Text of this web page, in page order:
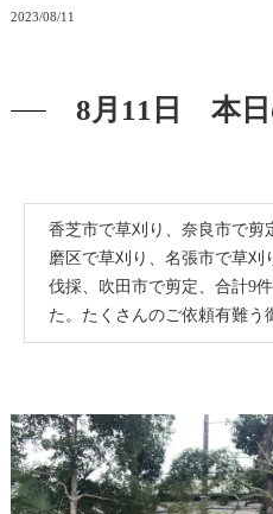
2023/08/11
8月11日 本日
香芝市で草刈り、奈良市で剪
磨区で草刈り、名張市で草
伐採、吹田市で剪定、合計9
た。たくさんのご依頼有難う